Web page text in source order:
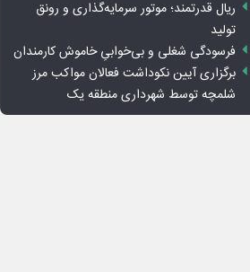
ریال قدرتمند؛ موتور سرمایه‌گذاری و رونق
تولید
فرسودگی شغلی و بی‌خوابیِ خاموش کارمندان
برگزاری آیین نکوداشت فعالان مواکب مرز
شلمچه توسط شهرداری منطقه یک